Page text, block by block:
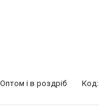
Оптом і в роздріб Код: